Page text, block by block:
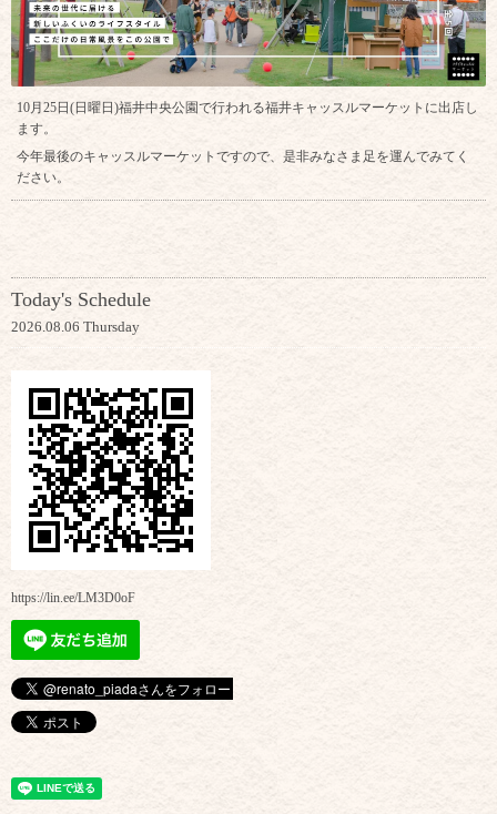
10月25日(日曜日)福井中央公園で行われる福井キャッスルマーケットに出店し
ます。
今年最後のキャッスルマーケットですので、是非みなさま足を運んでみてく
ださい。
Today's Schedule
2026.08.06 Thursday
https://lin.ee/LM3D0oF